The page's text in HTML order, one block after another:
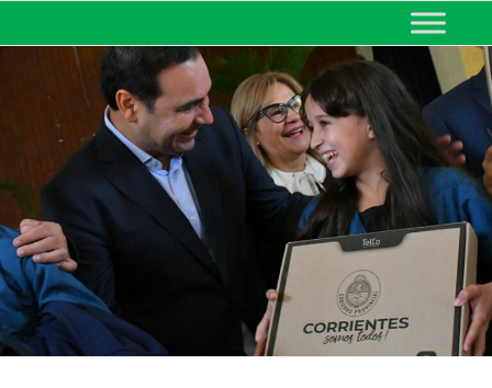
MINISTERIO DE EDUCACIÓN
DE CORRIENTES